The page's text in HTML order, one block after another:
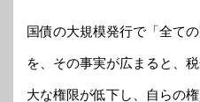
国債の大規模発行で「全て
を、その事実が広まると、
大な権限が低下し、自らの